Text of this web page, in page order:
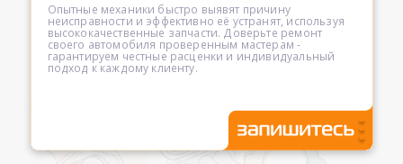
Опытные механики быстро выявят причину
неисправности и эффективно её устранят, используя
высококачественные запчасти. Доверьте ремонт
своего автомобиля проверенным мастерам -
гарантируем честные расценки и индивидуальный
подход к каждому клиенту.